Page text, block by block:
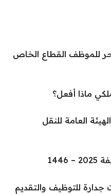
للموظف القطاع الخاص
ماذا أفعل؟
العامة للنقل
للتوظيف والتقديم